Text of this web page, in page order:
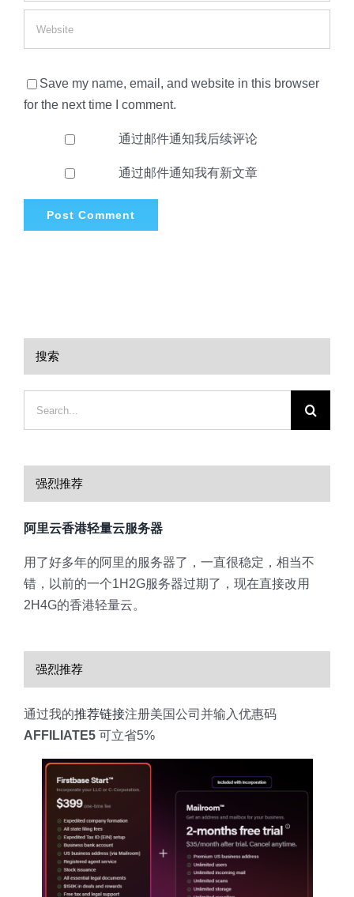
Save my name, email, and website in this browser
for the next time I comment.
通过邮件通知我后续评论
通过邮件通知我有新文章
搜索
强烈推荐
阿里云香港轻量云服务器
用了好多年的阿里的服务器了，一直很稳定，相当不
错，以前的一个1H2G服务器过期了，现在直接改用
2H4G的香港轻量云。
强烈推荐
通过我的推荐链接注册美国公司并输入优惠码
AFFILIATE5 可立省5%